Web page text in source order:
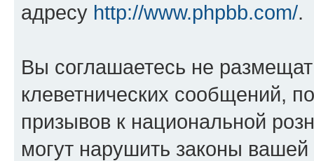
адресу http://www.phpbb.com/.
Вы соглашаетесь не
клеветнических сообщений,
призывов к национальной
могут нарушить законы